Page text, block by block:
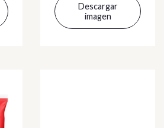
Descargar
imagen